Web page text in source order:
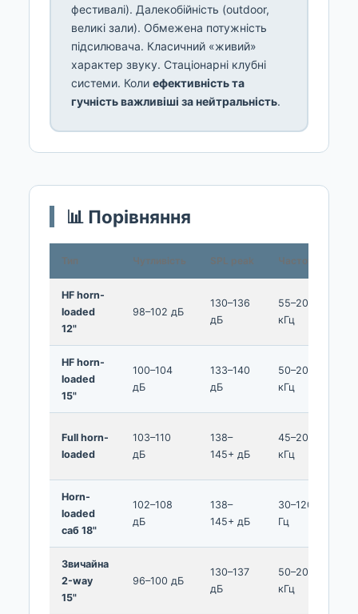
фестивалі). Далекобійність (outdoor,
великі зали). Обмежена потужність
підсилювача. Класичний «живий»
характер звуку. Стаціонарні клубні
системи. Коли ефективність та
гучність важливіші за нейтральність.
📊 Порівняння
Тип Чутливість SPL peak Частоти
HF horn-
loaded
12"
98–102 дБ
130–136
дБ
55–20
кГц
HF horn-
loaded
15"
100–104
дБ
133–140
дБ
50–20
кГц
Full horn-
loaded
103–110
дБ
138–
145+ дБ
45–20
кГц
Horn-
loaded
саб 18"
102–108
дБ
138–
145+ дБ
30–120
Гц
Звичайна
2-way
15"
96–100 дБ
130–137
дБ
50–20
кГц